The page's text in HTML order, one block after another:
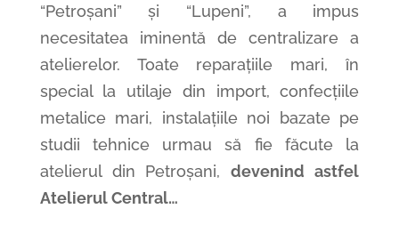
“Petroșani” și “Lupeni”, a impus
necesitatea iminentă de centralizare a
atelierelor. Toate reparațiile mari, în
special la utilaje din import, confecțiile
metalice mari, instalațiile noi bazate pe
studii tehnice urmau să fie făcute la
atelierul din Petroșani,
devenind astfel
Atelierul Central…